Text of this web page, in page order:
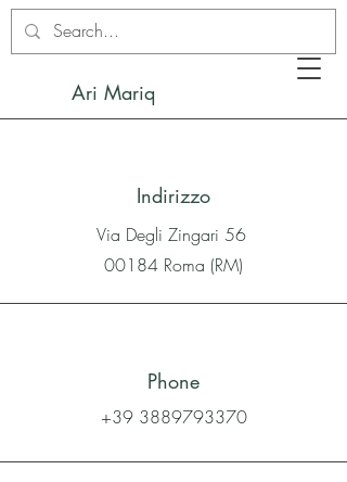
Ari Mariq
Indirizzo
Via Degli Zingari 56
00184 Roma (RM)
Phone
+39 3889793370